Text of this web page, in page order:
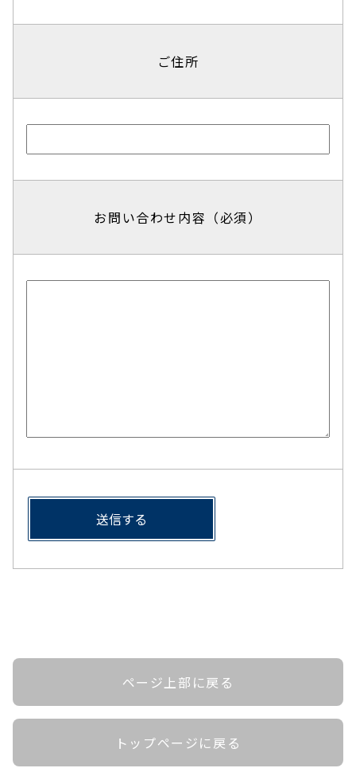
ご住所
お問い合わせ内容（必須）
ページ上部に戻る
トップページに戻る